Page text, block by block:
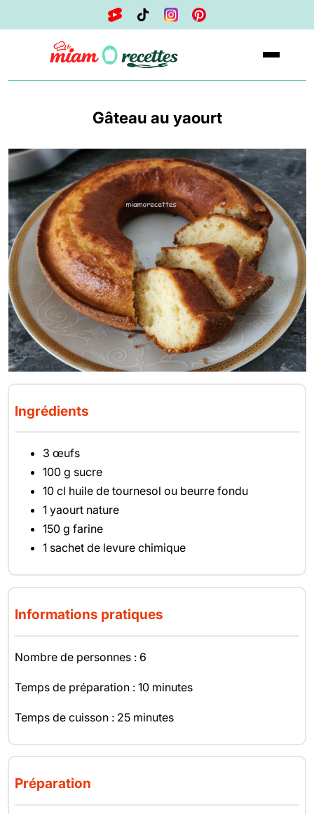
Gâteau au yaourt
Ingrédients
3 œufs
100 g sucre
10 cl huile de tournesol ou beurre fondu
1 yaourt nature
150 g farine
1 sachet de levure chimique
Informations pratiques
Nombre de personnes : 6
Temps de préparation : 10 minutes
Temps de cuisson : 25 minutes
Préparation